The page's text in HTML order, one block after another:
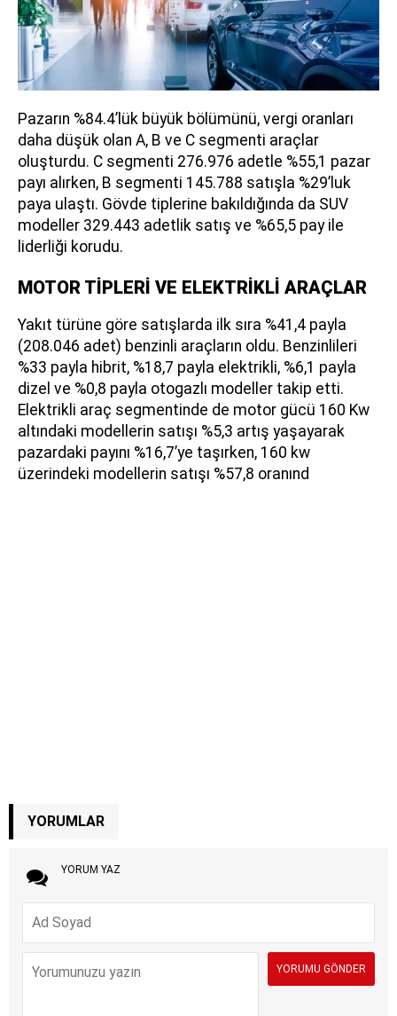
Pazarın %84.4’lük büyük bölümünü, vergi oranları
daha düşük olan A, B ve C segmenti araçlar
oluşturdu. C segmenti 276.976 adetle %55,1 pazar
payı alırken, B segmenti 145.788 satışla %29’luk
paya ulaştı. Gövde tiplerine bakıldığında da SUV
modeller 329.443 adetlik satış ve %65,5 pay ile
liderliği korudu.
MOTOR TİPLERİ VE ELEKTRİKLİ ARAÇLAR
Yakıt türüne göre satışlarda ilk sıra %41,4 payla
(208.046 adet) benzinli araçların oldu. Benzinlileri
%33 payla hibrit, %18,7 payla elektrikli, %6,1 payla
dizel ve %0,8 payla otogazlı modeller takip etti.
Elektrikli araç segmentinde de motor gücü 160 Kw
altındaki modellerin satışı %5,3 artış yaşayarak
pazardaki payını %16,7’ye taşırken, 160 kw
üzerindeki modellerin satışı %57,8 oranınd
YORUMLAR
YORUM YAZ